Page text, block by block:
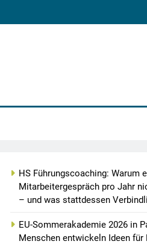
HS Führungscoaching: Warum
Mitarbeitergespräch pro Jahr
– und was stattdessen
EU-Sommerakademie 2026 in
Menschen entwickeln Ideen für